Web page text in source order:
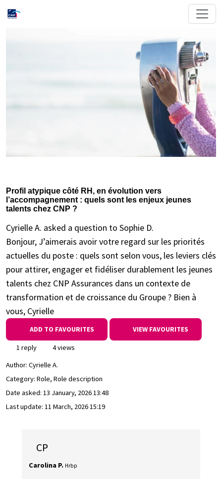
Profil atypique côté RH, en évolution vers
l’accompagnement : quels sont les enjeux jeunes
talents chez CNP ?
Cyrielle A. asked a question to Sophie D.
Bonjour, J’aimerais avoir votre regard sur les priorités
actuelles du poste : quels sont selon vous, les leviers clés
pour attirer, engager et fidéliser durablement les jeunes
talents chez CNP Assurances dans un contexte de
transformation et de croissance du Groupe ? Bien à
vous, Cyrielle
ADD TO FAVOURITES VIEW FAVOURITES
1 reply
4 views
Author: Cyrielle A.
Category: Role, Role description
Date asked: 13 January, 2026 13:48
Last update: 11 March, 2026 15:19
CP
Carolina P. Hrbp